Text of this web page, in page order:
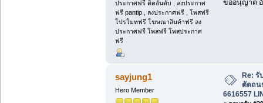
ประกาศฟรี ติดอันดับ , ลงประกาศ
ฟรี pantip , ลงประกาศฟรี , โพสฟรี
โปรโมทฟรี โฆษณาสินค้าฟรี ลง
ประกาศฟรี โพสฟรี โพสประกาศ
ฟรี
ขออนุญาต
sayjung1
Hero Member
Re: รั
ตัดถน
6616557